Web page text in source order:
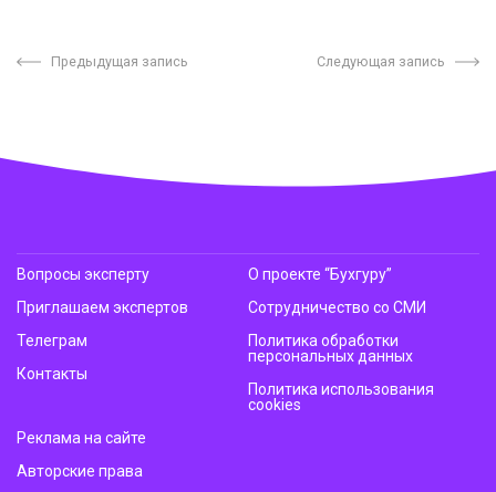
Предыдущая запись Следующая запись
Вопросы эксперту
Приглашаем экспертов
Телеграм
Контакты
О проекте “Бухгуру”
Сотрудничество со СМИ
Политика обработки
персональных данных
Политика использования
cookies
Реклама на сайте
Авторские права